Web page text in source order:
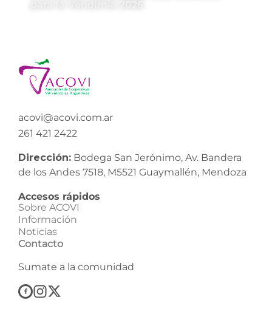
acovi@acovi.com.ar
261 421 2422
Dirección: Bodega San Jerónimo, Av. Bandera
de los Andes 7518, M5521 Guaymallén, Mendoza
Accesos rápidos
Sobre ACOVI
Información
Noticias
Contacto
Sumate a la comunidad